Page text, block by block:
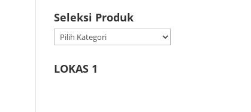
Seleksi Produk
Seleksi
Produk
LOKAS 1